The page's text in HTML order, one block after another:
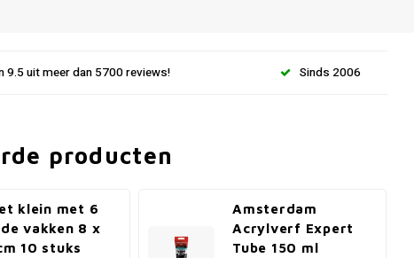
9.5 uit meer dan 5700 reviews! Sinds 2006
producten
klein met 6
vakken 8 x
10 stuks
Amsterdam
Acrylverf Expert
Tube 150 ml